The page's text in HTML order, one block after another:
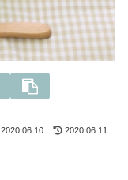
2020.06.10 2020.06.11